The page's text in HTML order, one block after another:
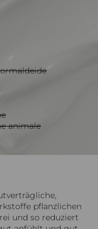
animale
pflanzlichen
und so reduziert